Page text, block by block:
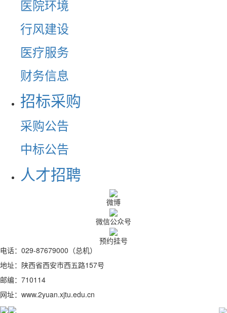
医院环境
行风建设
医疗服务
财务信息
招标采购
采购公告
中标公告
人才招聘
微博
微信公众号
预约挂号
电话：029-87679000（总机）
地址：陕西省西安市西五路157号
邮编：710114
网址：www.2yuan.xjtu.edu.cn